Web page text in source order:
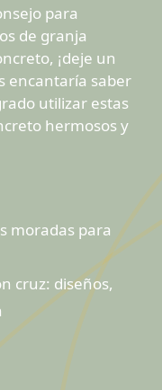
para
de granja
¡deje un
encantaría saber
utilizar estas
hermosos y
moradas para
cruz: diseños,